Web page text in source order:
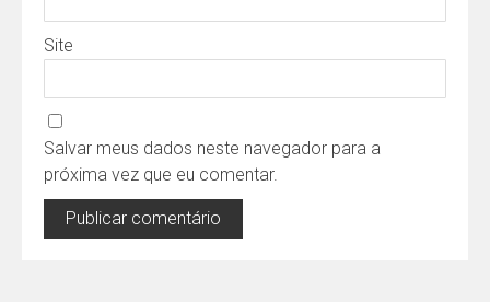
Site
Salvar meus dados neste navegador para a
próxima vez que eu comentar.